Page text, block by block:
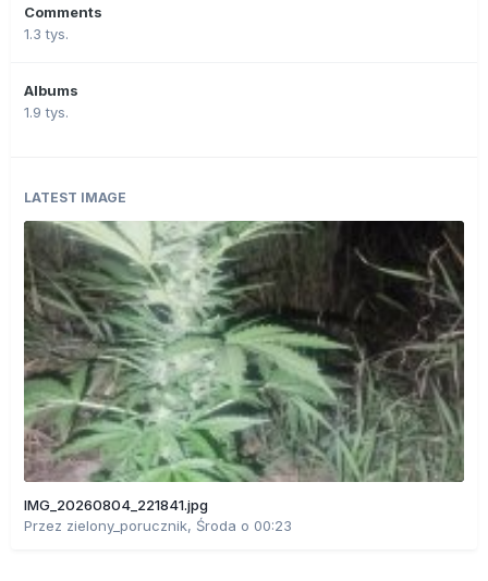
Comments
1.3 tys.
Albums
1.9 tys.
LATEST IMAGE
IMG_20260804_221841.jpg
Przez zielony_porucznik, Środa o 00:23